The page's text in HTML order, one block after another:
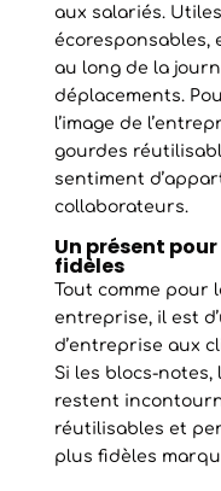
aux salariés.
écoresponsables,
au long de la
déplacements.
l’image de
gourdes
sentiment
collaborateurs.
Un présent
fidèles
Tout comme pour
entreprise, il est
d’entreprise aux
Si les blocs-
restent
réutilisables et
plus fidèles